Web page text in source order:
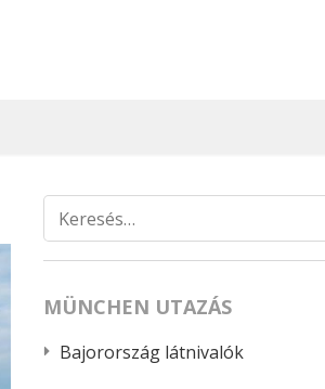
Keresés:
MÜNCHEN UTAZÁS
Bajorország látnivalók